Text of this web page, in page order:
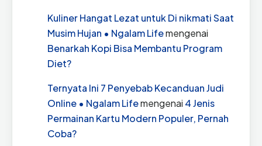
Kuliner Hangat Lezat untuk Di nikmati Saat
Musim Hujan • Ngalam Lifemengenai
Benarkah Kopi Bisa Membantu Program
Diet?
Ternyata Ini 7 Penyebab Kecanduan Judi
Online • Ngalam Lifemengenai 4 Jenis
Permainan Kartu Modern Populer, Pernah
Coba?